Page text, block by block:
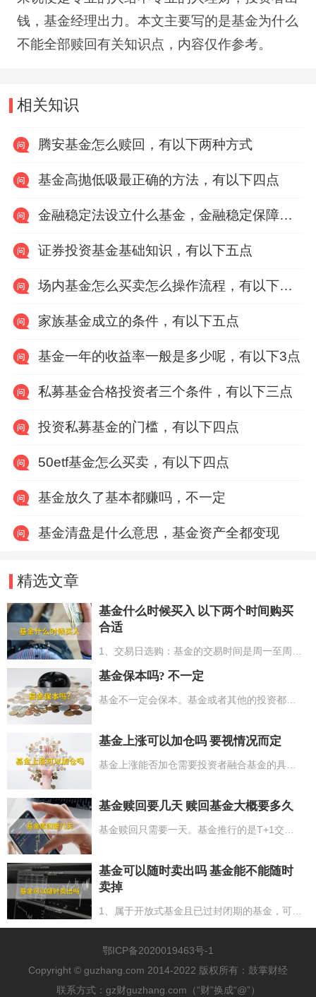
钱，基金经理出力。本文主要写的是基金为什么
不能全部赎回有关知识点，内容仅作参考。
相关知识
腾安基金怎么赎回，有以下两种方式
基金高抛低吸最正确的方法，有以下四点
金融稳定法设立什么基金，金融稳定保障基金
证券投资基金基础知识，有以下五点
场内基金怎么买卖怎么操作流程，有以下四个步骤
家族基金成立的条件，有以下五点
基金一年的收益率一般是多少呢，有以下3点
私募基金合格投资者三个条件，有以下三点
投资私募基金的门槛，有以下四点
50etf基金怎么买卖，有以下四点
基金放久了基本都赚吗，不一定
基金清盘是什么意思，基金资产全都变现
精选文章
基金什么时候买入 以下两个时间购买
合适
1、交易日选购：基金的交易时间是周一至周五，早上9点到11点30，下午1点到3点，周六、周日和国家法定节假日不可以交易；2、下午3点前后选购：下午3点前交易，会依照当日收市的净值计算，无论是高点卖的或低点买的。下午3点之后选购，依照T+1日的净值计算。事实上用户买基金时，是不清楚以什么价格交易的，需要等基金公司发布当日的净值。
基金保本吗? 不一定
基金上涨可以加仓吗 要视情况而定
基金赎回要几天 赎回基金大概要多久
基金可以随时卖出吗 基金能不能随时
卖掉
鄂ICP备2020019463号-1
Copyright © guzhang.com 2014-2022 版权所有：鼓掌财经
联系方式：gz财guzhang.com（“财”换成“@”）